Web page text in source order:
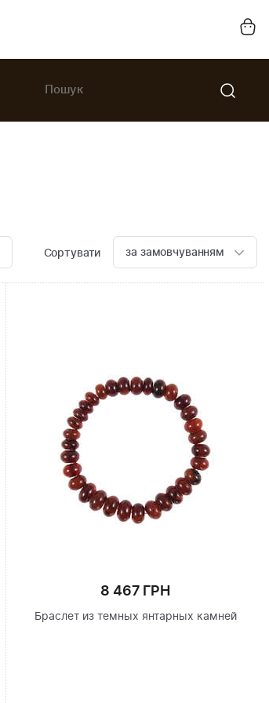
Сортувати за замовчуванням
8 467 ГРН
Браслет из темных янтарных камней